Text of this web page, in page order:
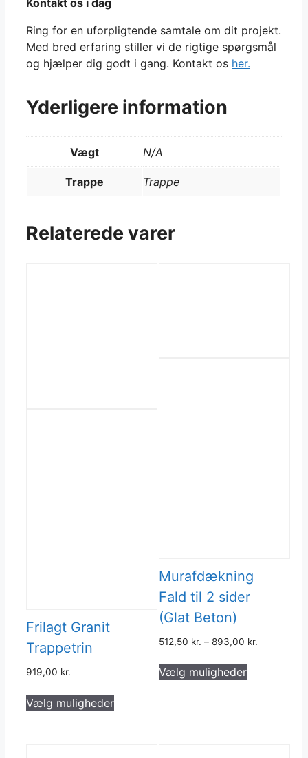
Ring for en uforpligtende samtale om dit projekt.
Med bred erfaring stiller vi de rigtige spørgsmål
og hjælper dig godt i gang. Kontakt os her.
Yderligere information
Vægt N/A
Trappe Trappe
Relaterede varer
Frilagt Granit
Trappetrin
919,00 kr.
Vælg muligheder
Dette
vare
Murafdækning
Fald til 2 sider
(Glat Beton)
512,50 kr. –893,00 kr.
Vælg muligheder
Dette
vare